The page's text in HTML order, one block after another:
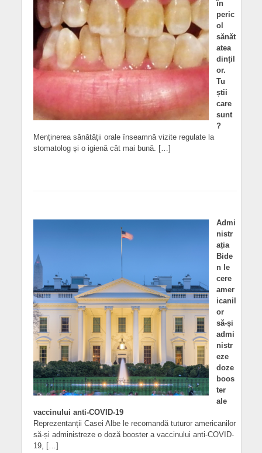
în
peric
ol
sănăt
atea
dințil
or.
Tu
știi
care
sunt
?
Menținerea sănătății orale înseamnă vizite regulate la
stomatolog și o igienă cât mai bună. […]
Admi
nistr
ația
Bide
n le
cere
amer
icanil
or
să-și
admi
nistr
eze
doze
boos
ter
ale
vaccinului anti-COVID-19
Reprezentanții Casei Albe le recomandă tuturor americanilor
să-și administreze o doză booster a vaccinului anti-COVID-
19, […]